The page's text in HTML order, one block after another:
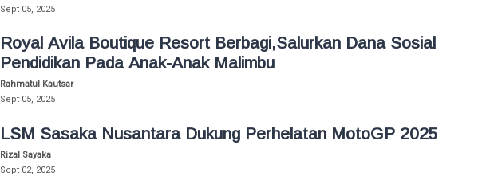
Sept 05, 2025
Royal Avila Boutique Resort Berbagi,Salurkan Dana Sosial
Pendidikan Pada Anak-Anak Malimbu
Rahmatul Kautsar
Sept 05, 2025
LSM Sasaka Nusantara Dukung Perhelatan MotoGP 2025
Rizal Sayaka
Sept 02, 2025